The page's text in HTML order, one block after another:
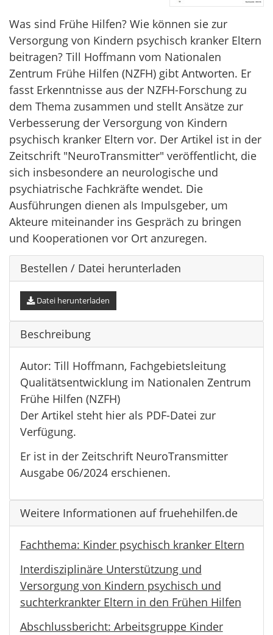
Was sind Frühe Hilfen? Wie können sie zur
Versorgung von Kindern psychisch kranker Eltern
beitragen? Till Hoffmann vom Nationalen
Zentrum Frühe Hilfen (NZFH) gibt Antworten. Er
fasst Erkenntnisse aus der NZFH-Forschung zu
dem Thema zusammen und stellt Ansätze zur
Verbesserung der Versorgung von Kindern
psychisch kranker Eltern vor. Der Artikel ist in der
Zeitschrift "NeuroTransmitter" veröffentlicht, die
sich insbesondere an neurologische und
psychiatrische Fachkräfte wendet. Die
Ausführungen dienen als Impulsgeber, um
Akteure miteinander ins Gespräch zu bringen
und Kooperationen vor Ort anzuregen.
Bestellen / Datei herunterladen
Datei herunterladen
Beschreibung
Autor: Till Hoffmann, Fachgebietsleitung
Qualitätsentwicklung im Nationalen Zentrum
Frühe Hilfen (NZFH)
Der Artikel steht hier als PDF-Datei zur
Verfügung.
Er ist in der Zeitschrift NeuroTransmitter
Ausgabe 06/2024 erschienen.
Weitere Informationen auf fruehehilfen.de
Fachthema: Kinder psychisch kranker Eltern
Interdisziplinäre Unterstützung und
Versorgung von Kindern psychisch und
suchterkrankter Eltern in den Frühen Hilfen
Abschlussbericht: Arbeitsgruppe Kinder